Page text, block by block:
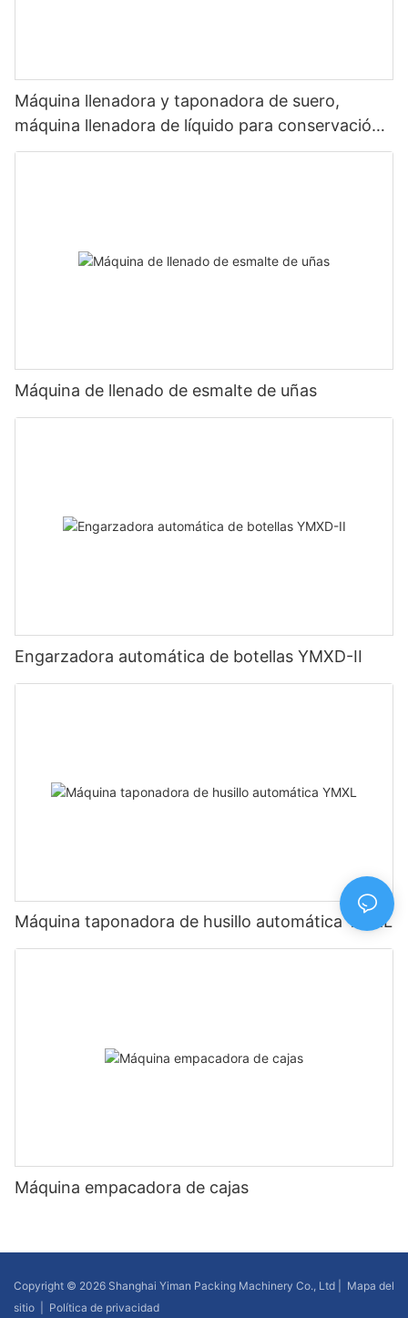
Máquina llenadora y taponadora de suero,
máquina llenadora de líquido para conservación
de células
Máquina de llenado de esmalte de uñas
Engarzadora automática de botellas YMXD-II
Máquina taponadora de husillo automática YMXL
Máquina empacadora de cajas
Copyright © 2026 Shanghai Yiman Packing Machinery Co., Ltd |
Mapa del
sitio
Política de privacidad